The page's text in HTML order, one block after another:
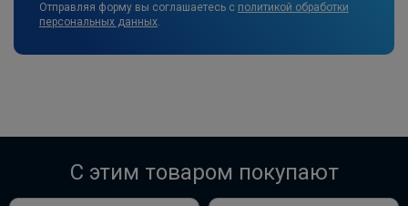
Отправляя форму вы соглашаетесь с политикой обработки
персональных данных.
C этим товаром покупают